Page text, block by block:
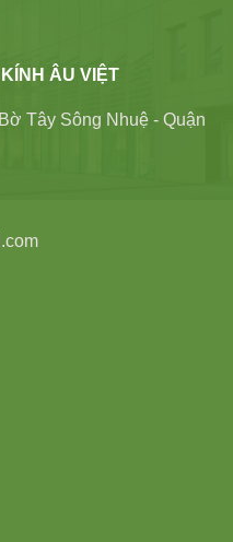
ÂU VIỆT
Tây Sông Nhuệ - Quận